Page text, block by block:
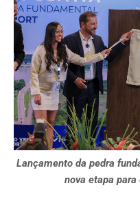
Lançamento da pedra
nova etapa